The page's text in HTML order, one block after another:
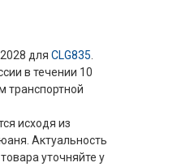
дляCLG835
в течении 10
транспортной
исходя из
Актуальность
уточняйте у